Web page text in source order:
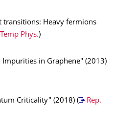
transitions: Heavy fermions
Temp Phys.)
Impurities in Graphene" (2013)
Criticality" (2018) (
Rep.